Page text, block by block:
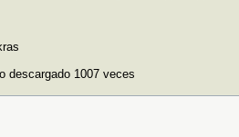
descargado 1007 veces